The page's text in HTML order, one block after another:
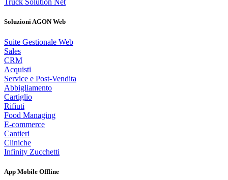
Truck Solution Net
Soluzioni AGON Web
Suite Gestionale Web
Sales
CRM
Acquisti
Service e Post-Vendita
Abbigliamento
Cartiglio
Rifiuti
Food Managing
E-commerce
Cantieri
Cliniche
Infinity Zucchetti
App Mobile Offline